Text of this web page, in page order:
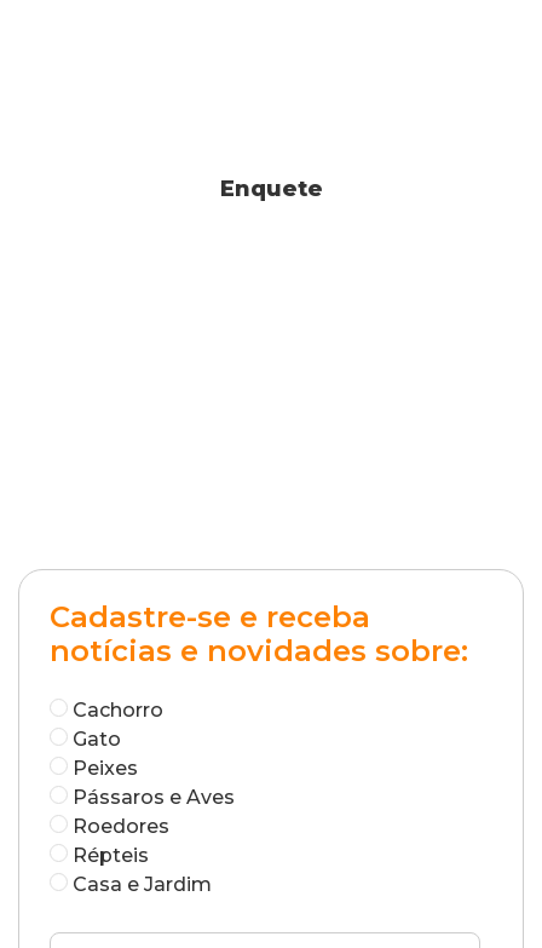
Enquete
Cadastre-se e receba
notícias e novidades sobre:
Cachorro
Gato
Peixes
Pássaros e Aves
Roedores
Répteis
Casa e Jardim